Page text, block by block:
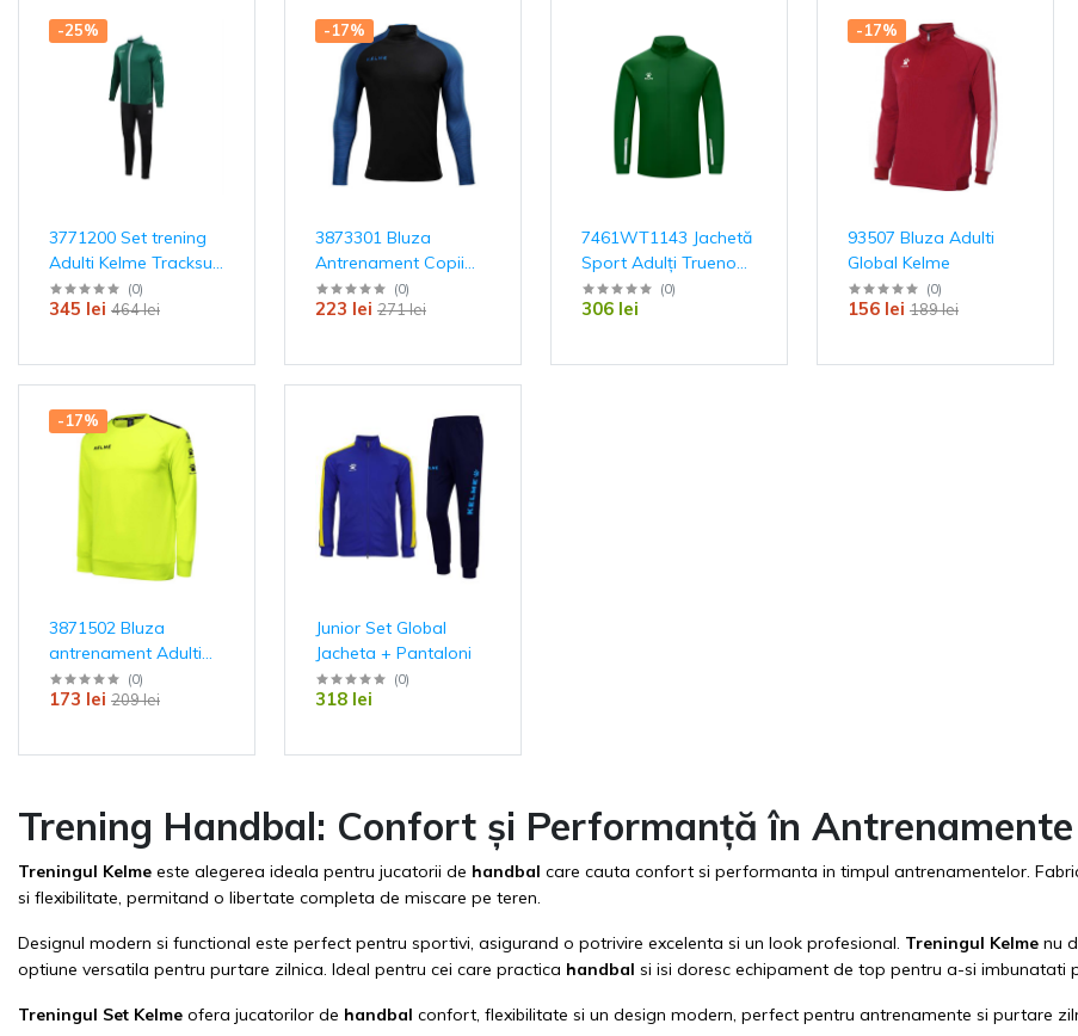
-25%
3771200 Set trening
Adulti Kelme Tracksuit
New Lince (0)
464 lei
345 lei
-17%
3873301 Bluza
Antrenament Copii
MONTES Kelme
(0)
271 lei
223 lei
7461WT1143 Jachetă
Sport Adulți Trueno
Kelme
(0)
306 lei
-17%
93507 Bluza Adulti
Global Kelme
(0)
189 lei
156 lei
-17%
3871502 Bluza
antrenament Adulti
Lince Kelme
(0)
209 lei
173 lei
Junior Set Global
Jacheta + Pantaloni
(0)
318 lei
Trening Handbal: Confort și Performanță în Antrenamente
Treningul Kelme este alegerea ideala pentru jucatorii de handbal care cauta confort si performanta in timpul antrenamentelor.
si flexibilitate, permitand o libertate completa de miscare pe teren.
Designul modern si functional este perfect pentru sportivi, asigurand o potrivire excelenta si un look profesional. Treningul Kelme nu
optiune versatila pentru purtare zilnica. Ideal pentru cei care practica handbal si isi doresc echipament de top pentru a-si imbunatati
Treningul Set Kelme ofera jucatorilor de handbal confort, flexibilitate si un design modern, perfect pentru antrenamente si purtare